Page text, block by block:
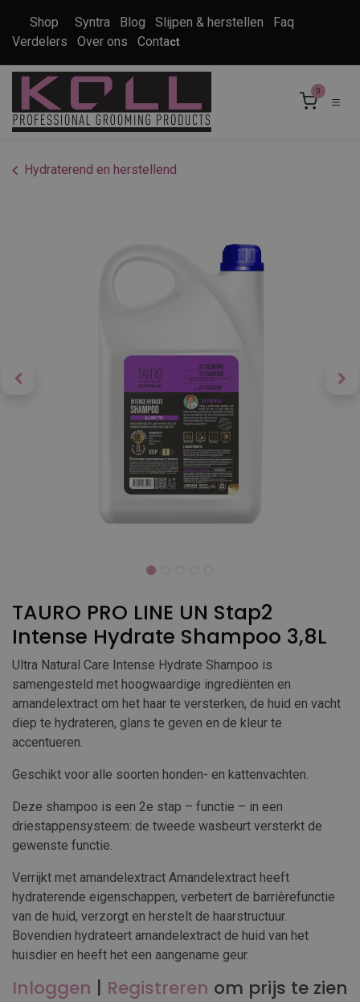
Shop Syntra Blog Slijpen & herstellen
Faq
Verdelers
Over ons Contact
0
Hydraterend en herstellend
TAURO PRO LINE UN Stap2
Intense Hydrate Shampoo 3,8L
Ultra Natural Care Intense Hydrate Shampoo is
samengesteld met hoogwaardige ingrediënten en
amandelextract om het haar te versterken, de huid en vacht
diep te hydrateren, glans te geven en de kleur te
accentueren.
Geschikt voor alle soorten honden- en kattenvachten.
Deze shampoo is een 2e stap – functie – in een
driestappensysteem: de tweede wasbeurt versterkt de
gewenste functie.
Verrijkt met amandelextract Amandelextract heeft
hydraterende eigenschappen, verbetert de barrièrefunctie
van de huid, verzorgt en herstelt de haarstructuur.
Bovendien hydrateert amandelextract de huid van het
huisdier en heeft het een aangename geur.
Inloggen | Registreren om prijs te zien